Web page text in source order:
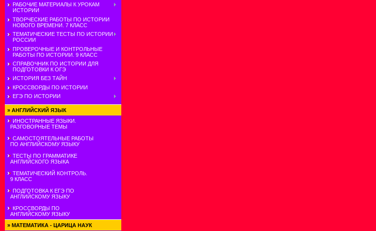
РАБОЧИЕ МАТЕРИАЛЫ К УРОКАМ
ИСТОРИИ
ТВОРЧЕСКИЕ РАБОТЫ ПО ИСТОРИИ
НОВОГО ВРЕМЕНИ. 7 КЛАСС
ТЕМАТИЧЕСКИЕ ТЕСТЫ ПО ИСТОРИИ
РОССИИ
ПРОВЕРОЧНЫЕ И КОНТРОЛЬНЫЕ
РАБОТЫ ПО ИСТОРИИ. 9 КЛАСС
СПРАВОЧНИК ПО ИСТОРИИ ДЛЯ
ПОДГОТОВКИ К ОГЭ
ИСТОРИЯ БЕЗ ТАЙН
КРОССВОРДЫ ПО ИСТОРИИ
ЕГЭ ПО ИСТОРИИ
» АНГЛИЙСКИЙ ЯЗЫК
ИНОСТРАННЫЕ ЯЗЫКИ.
РАЗГОВОРНЫЕ ТЕМЫ
САМОСТОЯТЕЛЬНЫЕ РАБОТЫ
ПО АНГЛИЙСКОМУ ЯЗЫКУ
ТЕСТЫ ПО ГРАММАТИКЕ
АНГЛИЙСКОГО ЯЗЫКА
ТЕМАТИЧЕСКИЙ КОНТРОЛЬ.
9 КЛАСС
ПОДГОТОВКА К ЕГЭ ПО
АНГЛИЙСКОМУ ЯЗЫКУ
КРОССВОРДЫ ПО
АНГЛИЙСКОМУ ЯЗЫКУ
» МАТЕМАТИКА - ЦАРИЦА НАУК